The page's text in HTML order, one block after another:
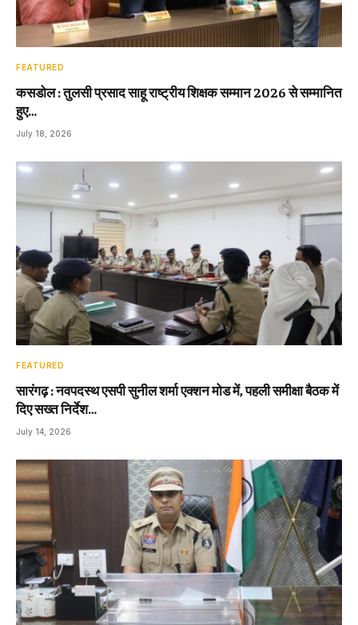
FEATURED
कसडोल : तुलसी प्रसाद साहू राष्ट्रीय शिक्षक सम्मान 2026 से सम्मानित
हुए…
July 18, 2026
FEATURED
सारंगढ़ : नवपदस्थ एसपी सुनील शर्मा एक्शन मोड में, पहली समीक्षा बैठक में
दिए सख्त निर्देश…
July 14, 2026